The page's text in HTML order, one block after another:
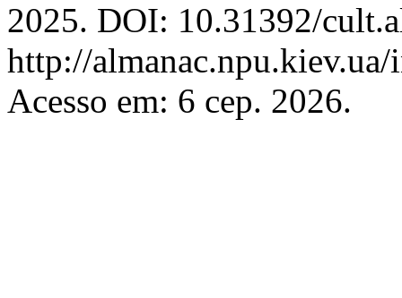
2025. DOI: 10.31392/
http://
Acesso em: 6 сер. 2026.